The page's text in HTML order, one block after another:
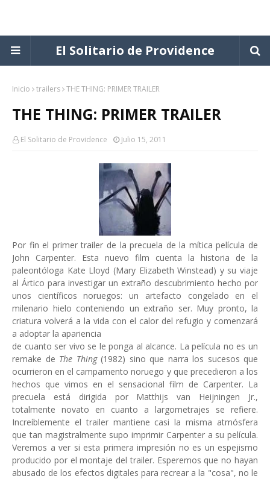
El Solitario de Providence
Inicio trailers THE THING: PRIMER TRAILER
THE THING: PRIMER TRAILER
El Solitario de Providence Julio 15, 2011
Por fin el primer trailer de la precuela de la mítica película de
John Carpenter. Esta nuevo film cuenta la historia de la
paleontóloga Kate Lloyd (Mary Elizabeth Winstead) y su viaje
al Ártico para investigar un extraño descubrimiento hecho por
unos científicos noruegos: un artefacto congelado en el
milenario hielo conteniendo un extraño ser. Muy pronto, la
criatura volverá a la vida con el calor del refugio y comenzará
a adoptar la apariencia
de cuanto ser vivo se le ponga al alcance. La película no es un
remake de The Thing(1982) sino que narra los sucesos que
ocurrieron en el campamento noruego y que precedieron a los
hechos que vimos en el sensacional film de Carpenter. La
precuela está dirigida por
Matthijs van Heijningen Jr.,
totalmente novato en cuanto a largometrajes se refiere.
Increíblemente el trailer mantiene casi la misma atmósfera
que tan magistralmente supo imprimir Carpenter a su película.
Veremos a ver si esta primera impresión no es un espejismo
producido por el montaje del trailer. Esperemos que no hayan
abusado de los efectos digitales para recrear a la "cosa", no le